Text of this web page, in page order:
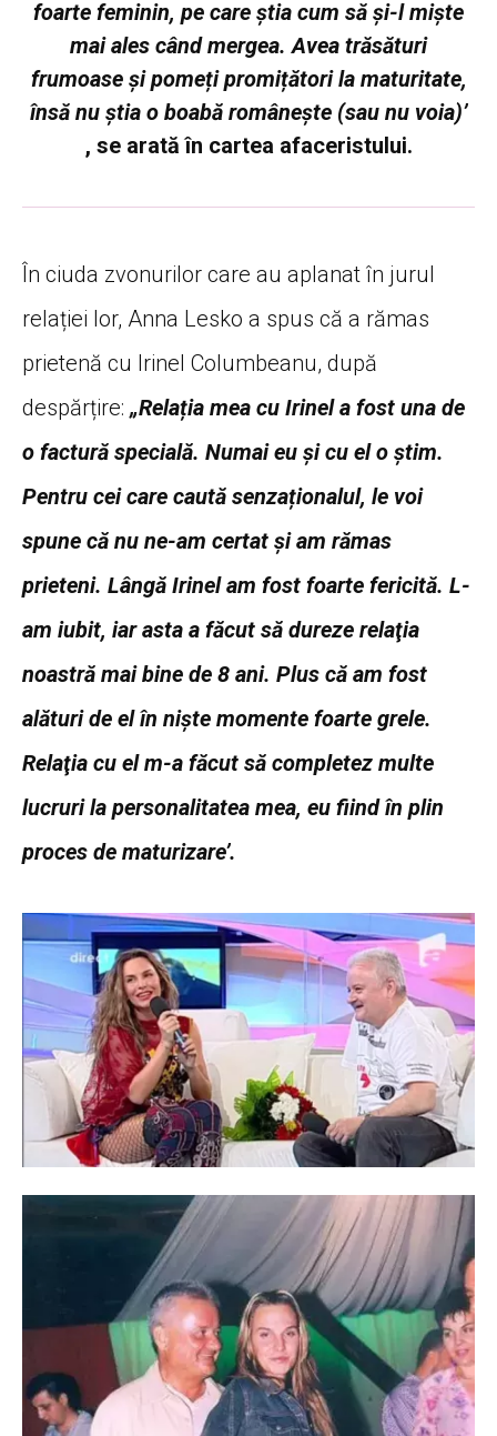
foarte feminin, pe care știa cum să și-l miște
mai ales când mergea. Avea trăsături
frumoase și pomeți promițători la maturitate,
însă nu știa o boabă românește (sau nu voia)’
, se arată în cartea afaceristului.
În ciuda zvonurilor care au aplanat în jurul
relației lor, Anna Lesko a spus că a rămas
prietenă cu Irinel Columbeanu, după
despărțire: „Relația mea cu Irinel a fost una de
o factură specială. Numai eu și cu el o știm.
Pentru cei care caută senzaționalul, le voi
spune că nu ne-am certat și am rămas
prieteni. Lângă Irinel am fost foarte fericită. L-
am iubit, iar asta a făcut să dureze relaţia
noastră mai bine de 8 ani. Plus că am fost
alături de el în nişte momente foarte grele.
Relaţia cu el m-a făcut să completez multe
lucruri la personalitatea mea, eu fiind în plin
proces de maturizare’.